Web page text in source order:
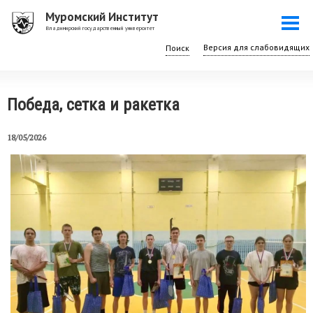
Перейти
Муромский Институт
Владимирский государственный университет
Поиск
Победа, сетка и ракетка
18/05/2026